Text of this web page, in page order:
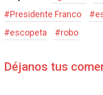
#Presidente Franco #
#escopeta #robo
Déjanos tus